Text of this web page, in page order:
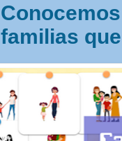
familias